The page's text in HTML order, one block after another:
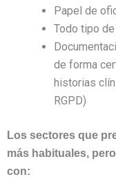
Papel de
Todo tipo
de forma
historias
RGPD)
Los sectores que
más habituales,
con: